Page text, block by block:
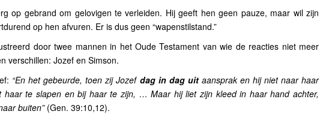
op gebrand om gelovigen te verleiden. Hij geeft hen geen pauze, maar wil zijn
op hen afvuren. Er is dus geen “wapenstilstand.”
door twee mannen in het Oude Testament van wie de reacties niet meer
verschillen: Jozef en Simson.
“En het gebeurde, toen zij Jozef dag in dag uit aansprak en hij niet naar haar
haar te slapen en bij haar te zijn, … Maar hij liet zijn kleed in haar hand achter,
buiten”(Gen. 39:10,12).